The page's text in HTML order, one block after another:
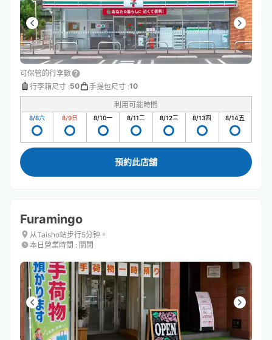
可保管的行李數
行李箱尺寸 :50 手提包尺寸 :10
利用可能時間
8/8六 8/9日 8/10一 8/11二 8/12三 8/13四 8/14五
預約此店舖
Furamingo
从Taisho站步行5分钟。
本日營業時間 : 關閉